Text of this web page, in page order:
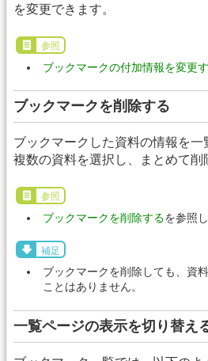
を変更できます。
参照
ブックマークの付加情報を変更
ブックマークを削除する
ブックマークした資料の情報を一
複数の資料を選択し、まとめて削
参照
ブックマークを削除するを参照
補足
ブックマークを削除しても、資
ことはありません。
一覧ページの表示を切り替え